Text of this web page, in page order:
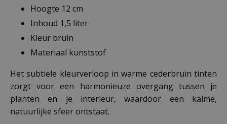
Hoogte 12 cm
Inhoud 1,5 liter
Kleur bruin
Materiaal kunststof
Het subtiele kleurverloop in warme cederbruin tinten
zorgt voor een harmonieuze overgang tussen je
planten en je interieur, waardoor een kalme,
natuurlijke sfeer ontstaat.